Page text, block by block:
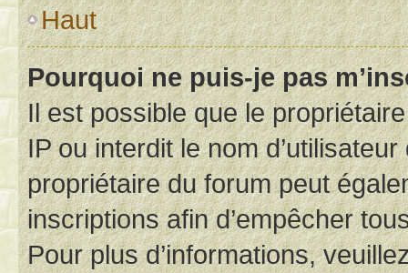
Haut
Pourquoi ne puis-je pas
Il est possible que le
IP ou interdit le nom
propriétaire du forum peut
inscriptions afin d’empêcher
Pour plus d’informations,